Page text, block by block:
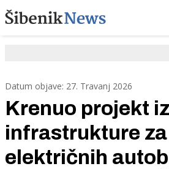
Datum objave: 27. Travanj 2026
Krenuo projekt
infrastrukture
električnih